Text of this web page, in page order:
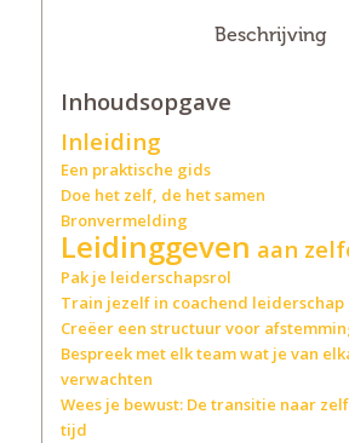
Beschrijving
Inhoudsopgave
Inleiding
Een praktische gids
Doe het zelf, de het samen
Bronvermelding
Leidinggeven aan
Pak je leiderschapsrol
Train jezelf in coachend leiderschap
Creëer een structuur voor
Bespreek met elk team wat je van
verwachten
Wees je bewust: De transitie naar
tijd